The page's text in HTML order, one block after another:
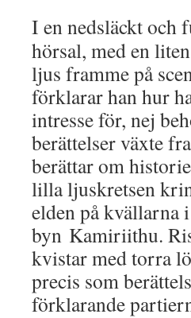
I en nedsläckt och
hörsal, med en
ljus framme på
förklarar han hur
intresse för, nej
berättelser växte
berättar om
lilla ljuskretsen
elden på kvällarna i
byn Kamiriithu.
kvistar med torra
precis som
förklarande